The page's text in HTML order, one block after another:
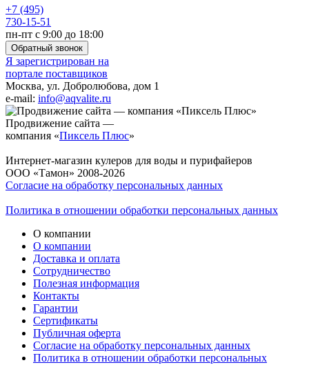
+7 (495)
730-15-51
пн-пт с 9:00 до 18:00
Обратный звонок
Я зарегистрирован на
портале поставщиков
Москва, ул. Добролюбова, дом 1
e-mail: info@aqvalite.ru
Продвижение сайта —
компания «Пиксель Плюс»
Интернет-магазин кулеров для воды и пурифайеров
ООО «Тамон» 2008-2026
Согласие на обработку персональных данных
Политика в отношении обработки персональных данных
О компании
О компании
Доставка и оплата
Сотрудничество
Полезная информация
Контакты
Гарантии
Сертификаты
Публичная оферта
Согласие на обработку персональных данных
Политика в отношении обработки персональных